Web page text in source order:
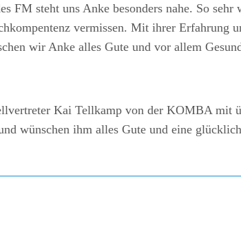
FM steht uns Anke besonders nahe. So
vermissen. Mit ihrer Erfahrung
wir Anke alles Gute und vor allem
Kai Tellkamp von der KOMBA mit
wünschen ihm alles Gute und eine